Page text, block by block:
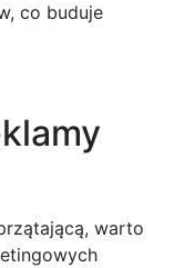
co buduje
warto